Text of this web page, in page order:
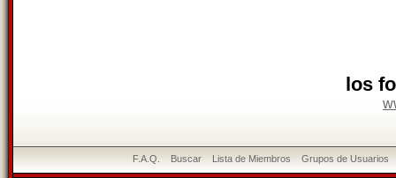
los
F.A.Q. Buscar Lista de Miembros Grupos de Usuarios